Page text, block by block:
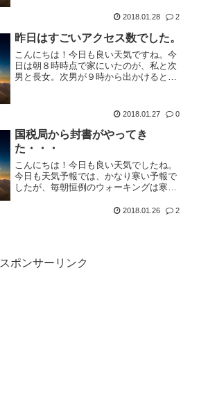
道端にあります。それだけ寒いってこと
日はゆっくり９時から行き...
2018.01.28 2
昨日はすごいアクセス数でした。
こんにちは！今日も良い天気ですね。今
日は朝８時時点で家にいたのが、私と次
男と長女。次男が９時から出かけるとい
ちょっと早めに、毎朝恒例のウォーキン
2018.01.27 0
国税局から封書がやってき
た・・・
こんにちは！今日も良い天気でしたね。
今日も天気予報では、かなり寒い予報で
したが、毎朝恒例のウォーキングは寒い
くはありませんでした。沿道にある池は
2018.01.26 2
スポンサーリンク